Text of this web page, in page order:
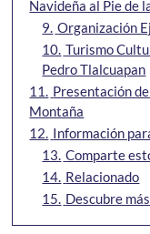
Navideña al Pie de
9. Organización
10. Turismo
Pedro Tlalcuapan
11. Presentación
Montaña
12. Información
13. Comparte
14. Relacionado
15. Descubre